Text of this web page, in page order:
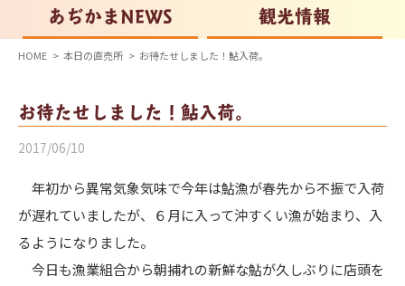
あぢかまNEWS
観光情報
HOME 本日の直売所 お待たせしました！鮎入荷。
お待たせしました！鮎入荷。
2017/06/10
年初から異常気象気味で今年は鮎漁が春先から不振で入荷
が遅れていましたが、６月に入って沖すくい漁が始まり、入
るようになりました。
今日も漁業組合から朝捕れの新鮮な鮎が久しぶりに店頭を